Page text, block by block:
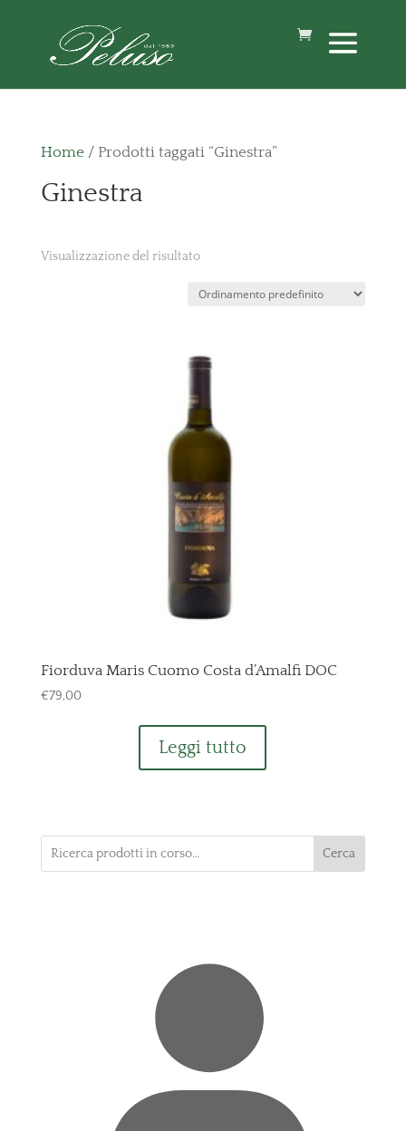
Home/ Prodotti taggati “Ginestra”
Ginestra
Visualizzazione del risultato
Fiorduva Maris Cuomo Costa d’Amalfi DOC
€79,00
Leggi tutto
Cerca